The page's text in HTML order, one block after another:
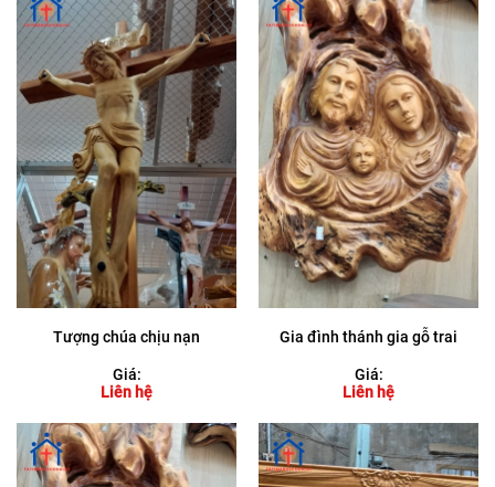
Tượng chúa chịu nạn
Giá:
Liên hệ
Gia đình thánh gia gỗ trai
Giá:
Liên hệ